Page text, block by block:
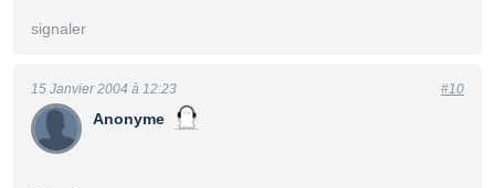
signaler
Anonyme
15 Janvier 2004 à 12:23 #10